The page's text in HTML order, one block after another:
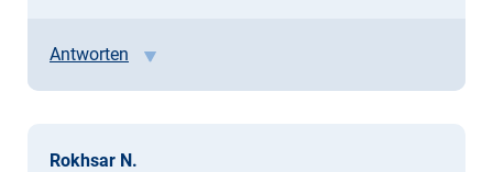
Antworten
Rokhsar N.